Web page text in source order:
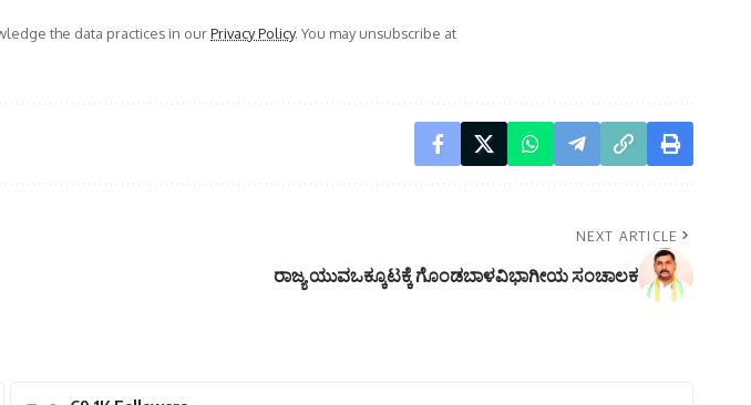
the data practices in ourPrivacy Policy. You may unsubscribe at
NEXT ARTICLE
ರಾಜ್ಯ ಯುವಒಕ್ಕೂಟಕ್ಕೆ ಗೊಂಡಬಾಳವಿಭಾಗೀಯ ಸಂಚಾಲಕ